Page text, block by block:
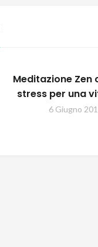
Meditazione Zen
stress per una
6 Giugno